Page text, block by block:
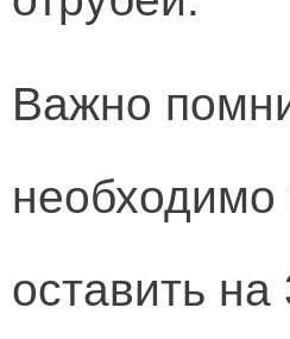
Важно
необходимо
оставить